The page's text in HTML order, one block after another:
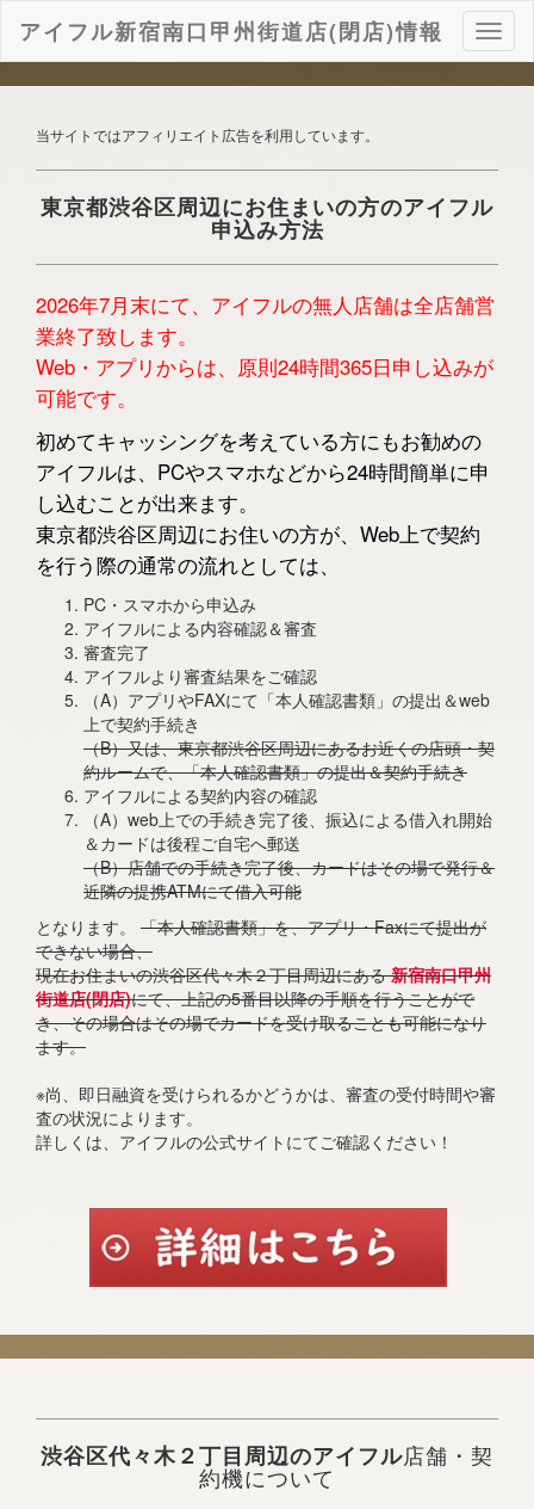
ナ
ビ
ゲ
ン
アイフル新宿南口甲州街道店(閉店)情報
当サイトではアフィリエイト広告を利用しています。
東京都渋谷区周辺にお住まいの方のアイフル
申込み方法
2026年7月末にて、アイフルの無人店舗は全店舗営
業終了致します。
Web・アプリからは、原則24時間365日申し込みが
可能です。
初めてキャッシングを考えている方にもお勧めの
アイフルは、PCやスマホなどから24時間簡単に申
し込むことが出来ます。
東京都渋谷区周辺にお住いの方が、Web上で契約
を行う際の通常の流れとしては、
PC・スマホから申込み
アイフルによる内容確認＆審査
審査完了
アイフルより審査結果をご確認
（A）アプリやFAXにて「本人確認書類」の提出＆web
上で契約手続き
（B）又は、東京都渋谷区周辺にあるお近くの店頭・契
約ルームで、「本人確認書類」の提出＆契約手続き
アイフルによる契約内容の確認
（A）web上での手続き完了後、振込による借入れ開始
＆カードは後程ご自宅へ郵送
（B）店舗での手続き完了後、カードはその場で発行＆
近隣の提携ATMにて借入可能
となります。 「本人確認書類」を、アプリ・Faxにて提出が
できない場合、
現在お住まいの渋谷区代々木２丁目周辺にある新宿南口甲州
街道店(閉店)にて、上記の5番目以降の手順を行うことがで
き、その場合はその場でカードを受け取ることも可能になり
ます。
※尚、即日融資を受けられるかどうかは、審査の受付時間や審
査の状況によります。
詳しくは、アイフルの公式サイトにてご確認ください！
渋谷区代々木２丁目周辺のアイフル店舗・契
約機について